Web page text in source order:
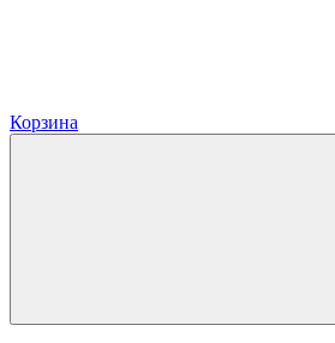
Корзина